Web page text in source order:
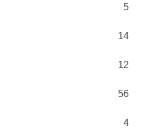
5
14
12
56
4